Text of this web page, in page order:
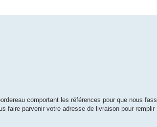
comportant les références pour que nous
faire parvenir votre adresse de livraison pour remplir